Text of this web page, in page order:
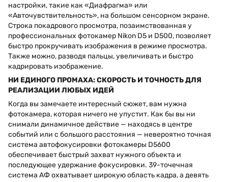
настройки, такие как «Диафрагма» или
«Авточувствительность», на большом сенсорном экране.
Строка покадрового просмотра, позаимствованная у
профессиональных фотокамер Nikon D5 и D500, позволяет
быстро прокручивать изображения в режиме просмотра.
Также можно, разводя пальцы, увеличивать и быстро
кадрировать изображение.
НИ ЕДИНОГО ПРОМАХА: СКОРОСТЬ И ТОЧНОСТЬ ДЛЯ
РЕАЛИЗАЦИИ ЛЮБЫХ ИДЕЙ
Когда вы замечаете интересный сюжет, вам нужна
фотокамера, которая ничего не упустит. Как бы вы ни
снимали динамичное действие — находясь в центре
событий или с большого расстояния — невероятно точная
система автофокусировки фотокамеры D5600
обеспечивает быстрый захват нужного объекта и
последующее удержание фокусировки. 39-точечная
система АФ охватывает широкую область кадра, а девять